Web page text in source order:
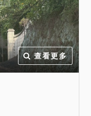
查看更多